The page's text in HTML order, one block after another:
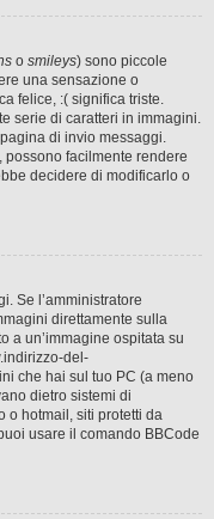
o smileys) sono piccole
una sensazione o
felice, :( significa triste.
serie di caratteri in immagini.
di invio messaggi.
possono facilmente rendere
decidere di modificarlo o
Se l’amministratore
direttamente sulla
a un’immagine ospitata su
del-
che hai sul tuo PC (a meno
dietro sistemi di
o hotmail, siti protetti da
usare il comando BBCode